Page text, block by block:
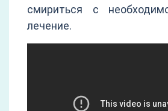
смириться с
лечение.